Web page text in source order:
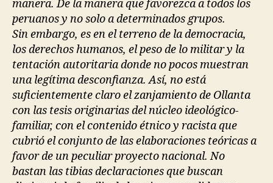
manera. De la manera que favorezca a todos los
peruanos y no solo a determinados grupos.
Sin embargo, es en el terreno de la democracia,
los derechos humanos, el peso de lo militar y la
tentación autoritaria donde no pocos muestran
una legítima desconfianza. Así, no está
suficientemente claro el zanjamiento de Ollanta
con las tesis originarias del núcleo ideológico-
familiar, con el contenido étnico y racista que
cubrió el conjunto de las elaboraciones teóricas a
favor de un peculiar proyecto nacional. No
bastan las tibias declaraciones que buscan